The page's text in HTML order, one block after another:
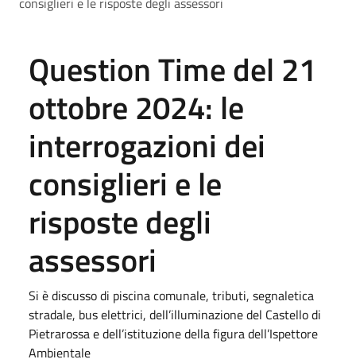
Question Time del 21
ottobre 2024: le
interrogazioni dei
consiglieri e le
risposte degli
assessori
Si è discusso di piscina comunale, tributi, segnaletica
stradale, bus elettrici, dell’illuminazione del Castello di
Pietrarossa e dell’istituzione della figura dell’Ispettore
Ambientale